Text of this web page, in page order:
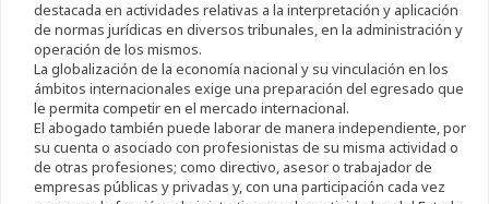
destacada en actividades relativas a la interpretación y aplicación
de normas jurídicas en diversos tribunales, en la administración y
operación de los mismos.
La globalización de la economía nacional y su vinculación en los
ámbitos internacionales exige una preparación del egresado que
le permita competir en el mercado internacional.
El abogado también puede laborar de manera independiente, por
su cuenta o asociado con profesionistas de su misma actividad o
de otras profesiones; como directivo, asesor o trabajador de
empresas públicas y privadas y, con una participación cada vez